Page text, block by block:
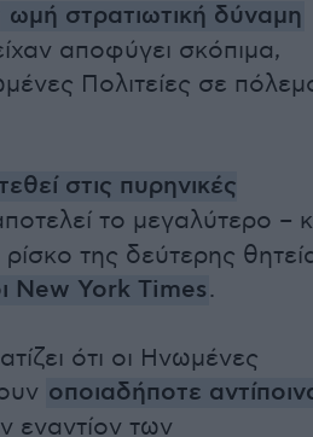
ωμή στρατιωτική δύναμη
αποφύγει σκόπιμα,
Πολιτείες σε
στις πυρηνικές
το μεγαλύτερο –
της δεύτερης
New York Times.
ότι οι Ηνωμένες
οποιαδήποτε
εναντίον των